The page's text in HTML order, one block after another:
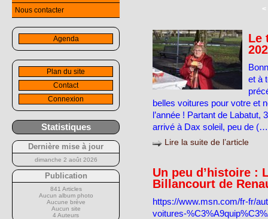
<
Le
et à
belles voitures pour votre et
l’année ! Partant de Labatut,
arrivé à Dax soleil, peu de
Lire la suite de l’article
Un peu d’histoire :
Billancourt de
https://www.msn.com/fr-fr/
voitures-
Nous contacter
Agenda
Plan du site
Contact
Connexion
Statistiques
Dernière mise à jour
dimanche 2 août 2026
Publication
841 Articles
Aucun album photo
Aucune brève
Aucun site
4 Auteurs